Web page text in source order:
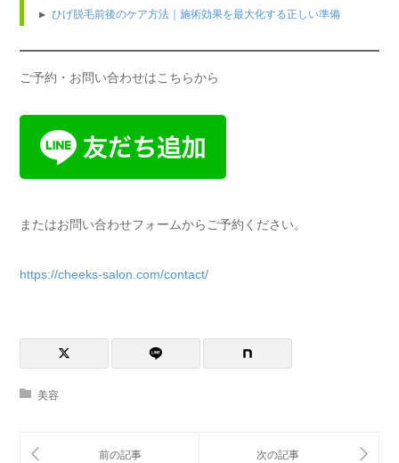
▶ ひげ脱毛前後のケア方法｜施術効果を最大化する正しい準備
ご予約・お問い合わせはこちらから
またはお問い合わせフォームからご予約ください。
https://cheeks-salon.com/contact/
美容